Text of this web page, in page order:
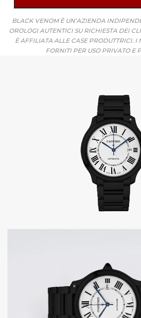
BLACK VENOM È UN’AZIENDA
OROLOGI AUTENTICI SU RICHIESTA DEI
È AFFILIATA ALLE CASE PRODUTTRICI. I
FORNITI PER USO PRIVATO E